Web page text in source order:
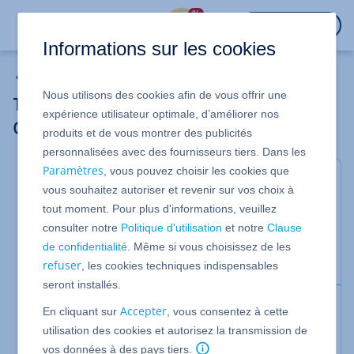
%
Transférer des données de Dropbox,
OneDrive ou Google Drive vers HiDrive
Valable pour HiDrive.
Les données provenant d'autres solutions de
stockage ou sauvegarde cloud peuvent être
déplacées vers HiDrive sans trop d'efforts. Cet
article explique comment procéder.
Conditions préalables
Le logiciel de stockage ou de sauvegarde
cloud concerné est installé.
Informations sur les cookies
Nous utilisons des cookies afin de vous offrir une
expérience utilisateur optimale, d’améliorer nos
produits et de vous montrer des publicités
personnalisées avec des fournisseurs tiers. Dans les
Paramètres , vous pouvez choisir les cookies que
vous souhaitez autoriser et revenir sur vos choix à
tout moment. Pour plus d'informations, veuillez
consulter notre Politique d'utilisation et notreClause
de confidentialité . Même si vous choisissez de les
refuser , les cookies techniques indispensables
seront installés.
En cliquant surAccepter , vous consentez à cette
utilisation des cookies et autorisez la transmission de
vos données à des pays tiers.